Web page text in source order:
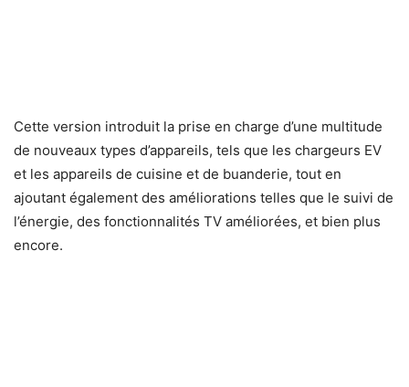
Cette version introduit la prise en charge d’une multitude
de nouveaux types d’appareils, tels que les chargeurs EV
et les appareils de cuisine et de buanderie, tout en
ajoutant également des améliorations telles que le suivi de
l’énergie, des fonctionnalités TV améliorées, et bien plus
encore.